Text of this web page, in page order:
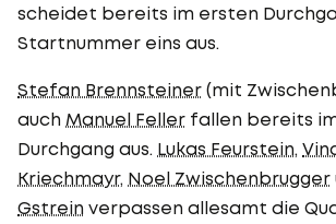
scheidet bereits im ersten
Startnummer eins aus.
Stefan Brennsteiner (mit
auch Manuel Feller fallen bereits
Durchgang aus. Lukas Feurstein,
Kriechmayr, Noel Zwischenbrugger
Gstrein verpassen allesamt die